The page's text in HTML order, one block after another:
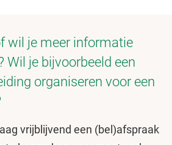
wil je meer informatie
Wil je bijvoorbeeld een
organiseren voor een
vrijblijvend een (bel)afspraak